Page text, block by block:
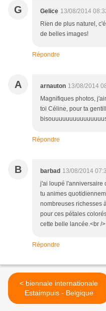
G Gelice 13/08/2014
Rien de plus naturel,
de belles images!
Répondre
A arnauton 13/08/2014
Magnifiques photos,
toi Céline, pour ta
Répondre
B barbad 13/08/2014
j'ai loupé l'anniversaire
tu animes
nombreuses richesses
pour ces pétales
cette belle lancée.<br /
Répondre
< biennale internationale
Estaimpuis - Belgique